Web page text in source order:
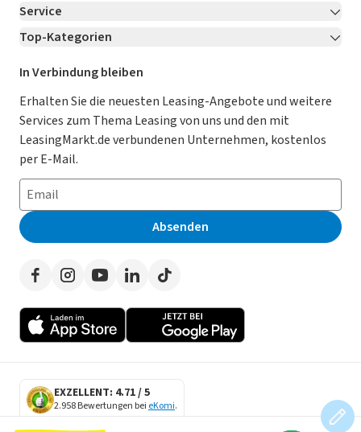
Über LeasingMarkt.de
Karriere Jetzt bewerben!
Für Händler
Kooperation mit AutoScout24
AGB
Datenschutz
Impressum
Erklärung zur Barrierefreiheit
Presse
Service
Kontakt
Ratgeber
Magazin
Datenschutz-Einstellungen
So funktioniert’s
Häufig gestellte Fragen
Leasing-Lexikon
Auto-Tests
Werben auf LeasingMarkt.de
Top-Kategorien
Leasing Deals
Gebrauchtwagen Leasing
Leasing ohne Anzahlung
E-Auto Leasing
Privatleasing
Leasing-Vergleiche
Herstellerverzeichnis
Händlerverzeichnis
In Verbindung bleiben
Erhalten Sie die neuesten Leasing-Angebote und weitere
Services zum Thema Leasing von uns und den mit
LeasingMarkt.de verbundenen Unternehmen, kostenlos
per E-Mail.
Absenden
EXZELLENT: 4.71 / 5
2.958 Bewertungen bei eKomi.